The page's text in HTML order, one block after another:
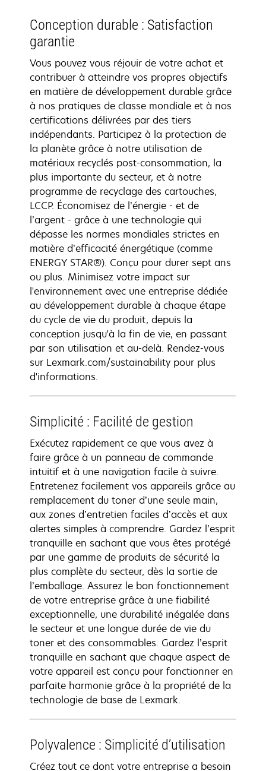
Conception durable : Satisfaction
garantie
Vous pouvez vous réjouir de votre achat et
contribuer à atteindre vos propres objectifs
en matière de développement durable grâce
à nos pratiques de classe mondiale et à nos
certifications délivrées par des tiers
indépendants. Participez à la protection de
la planète grâce à notre utilisation de
matériaux recyclés post-consommation, la
plus importante du secteur, et à notre
programme de recyclage des cartouches,
LCCP. Économisez de l’énergie - et de
l’argent - grâce à une technologie qui
dépasse les normes mondiales strictes en
matière d’efficacité énergétique (comme
ENERGY STAR®). Conçu pour durer sept ans
ou plus. Minimisez votre impact sur
l'environnement avec une entreprise dédiée
au développement durable à chaque étape
du cycle de vie du produit, depuis la
conception jusqu'à la fin de vie, en passant
par son utilisation et au-delà. Rendez-vous
sur Lexmark.com/sustainability pour plus
d'informations.
Simplicité : Facilité de gestion
Exécutez rapidement ce que vous avez à
faire grâce à un panneau de commande
intuitif et à une navigation facile à suivre.
Entretenez facilement vos appareils grâce au
remplacement du toner d’une seule main,
aux zones d’entretien faciles d’accès et aux
alertes simples à comprendre. Gardez l’esprit
tranquille en sachant que vous êtes protégé
par une gamme de produits de sécurité la
plus complète du secteur, dès la sortie de
l’emballage. Assurez le bon fonctionnement
de votre entreprise grâce à une fiabilité
exceptionnelle, une durabilité inégalée dans
le secteur et une longue durée de vie du
toner et des consommables. Gardez l’esprit
tranquille en sachant que chaque aspect de
votre appareil est conçu pour fonctionner en
parfaite harmonie grâce à la propriété de la
technologie de base de Lexmark.
Polyvalence : Simplicité d’utilisation
Créez tout ce dont votre entreprise a besoin